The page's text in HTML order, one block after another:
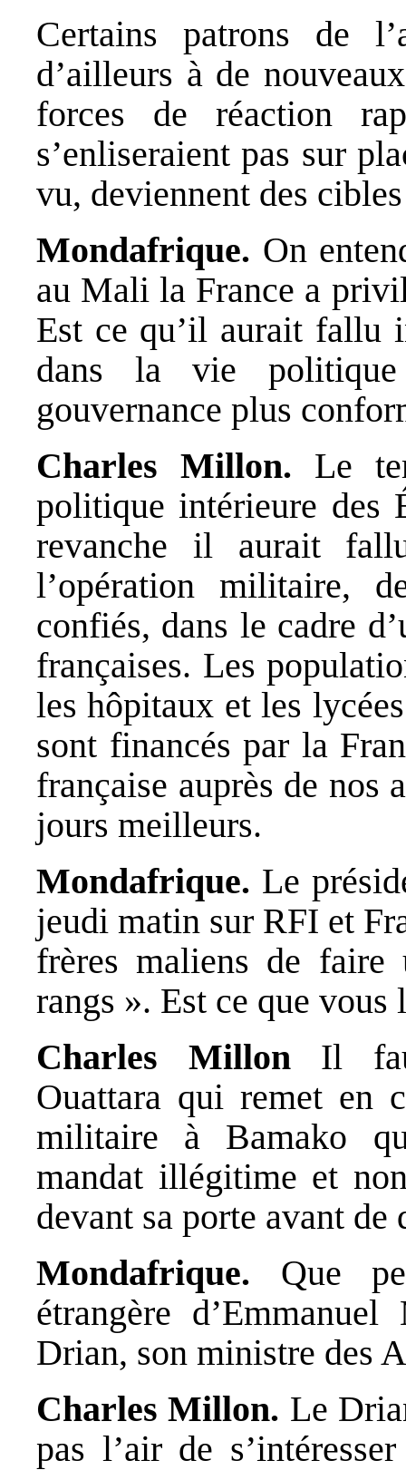
Certains patrons de
d’ailleurs à de
forces de réaction
s’enliseraient pas sur
vu, deviennent des
Mondafrique. On
au Mali la France a
Est ce qu’il aurait fallu
dans la vie
gouvernance plus
Charles Millon. Le
politique intérieure des
revanche il aurait
l’opération militaire,
confiés, dans le cadre
françaises. Les
les hôpitaux et les
sont financés par la
française auprès de nos
jours meilleurs.
Mondafrique. Le
jeudi matin sur RFI et
frères maliens de
rangs ». Est ce que
Charles MillonIl
Ouattara qui remet en
militaire à Bamako
mandat illégitime et
devant sa porte avant de
Mondafrique. Que
étrangère
Drian, son ministre des
Charles Millon. Le
pas l’air de